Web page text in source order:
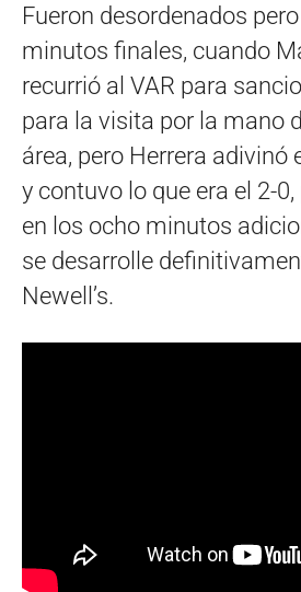
Fueron desordenados
minutos finales, cuando
recurrió al VAR para
para la visita por la mano
área, pero Herrera adivinó
y contuvo lo que era el 2-
en los ocho minutos
se desarrolle
Newell’s.